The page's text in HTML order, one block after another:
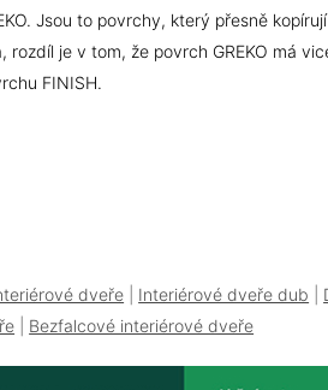
Jsou to povrchy, který přesně
rozdíl je v tom, že povrch GREKO má
FINISH.
dveře Interiérové dveře dub
Bezfalcové interiérové dveře